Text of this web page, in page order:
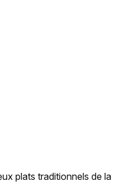
plats traditionnels de la